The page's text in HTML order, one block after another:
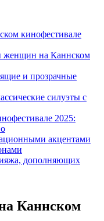
кинофестивале
женщин на Каннском
и прозрачные
силуэты с
2025:
акцентами
дополняющих
Каннском